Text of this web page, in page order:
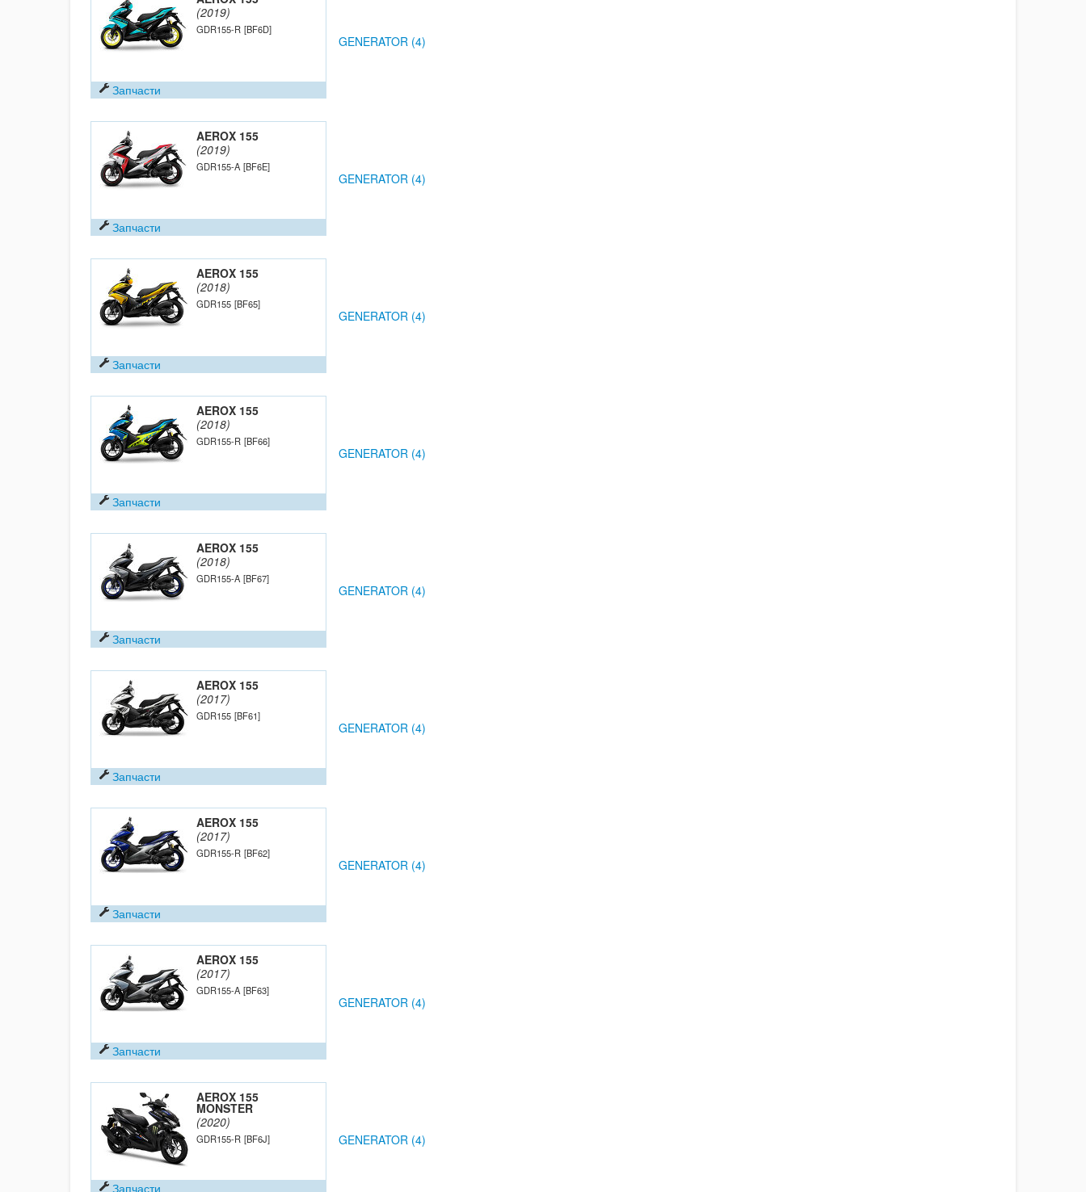
(2019)
GDR155-R [BF6D]
Запчасти
GENERATOR (4)
AEROX 155
(2019)
GDR155-A [BF6E]
Запчасти
GENERATOR (4)
AEROX 155
(2018)
GDR155 [BF65]
Запчасти
GENERATOR (4)
AEROX 155
(2018)
GDR155-R [BF66]
Запчасти
GENERATOR (4)
AEROX 155
(2018)
GDR155-A [BF67]
Запчасти
GENERATOR (4)
AEROX 155
(2017)
GDR155 [BF61]
Запчасти
GENERATOR (4)
AEROX 155
(2017)
GDR155-R [BF62]
Запчасти
GENERATOR (4)
AEROX 155
(2017)
GDR155-A [BF63]
Запчасти
GENERATOR (4)
AEROX 155
MONSTER
(2020)
GDR155-R [BF6J]
Запчасти
GENERATOR (4)